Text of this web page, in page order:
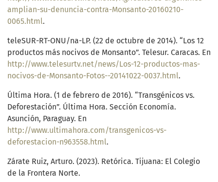
amplian-su-denuncia-contra-Monsanto-20160210-
0065.html.
teleSUR-RT-ONU/na-LP. (22 de octubre de 2014). “Los 12
productos más nocivos de Monsanto”. Telesur. Caracas. En
http://www.telesurtv.net/news/Los-12-productos-mas-
nocivos-de-Monsanto-Fotos--20141022-0037.html.
Última Hora. (1 de febrero de 2016). “Transgénicos vs.
Deforestación”. Última Hora. Sección Economía.
Asunción, Paraguay. En
http://www.ultimahora.com/transgenicos-vs-
deforestacion-n963558.html.
Zárate Ruiz, Arturo. (2023). Retórica. Tijuana: El Colegio
de la Frontera Norte.